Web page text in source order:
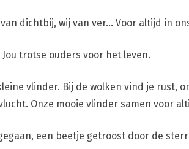
dichtbij, wij van ver… Voor altijd in
trotse ouders voor het leven.
vlinder. Bij de wolken vind je rust,
Onze mooie vlinder samen voor
een beetje getroost door de